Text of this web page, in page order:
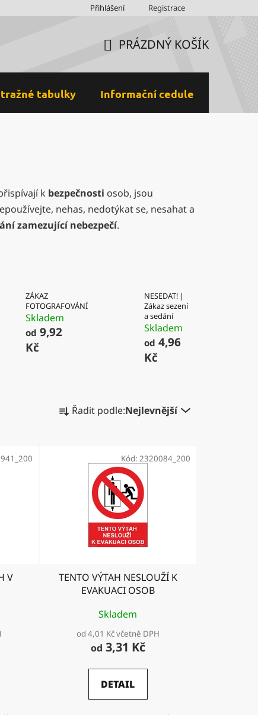
Ochrana osobních údajů a GDPR
Přihlášení Registrace
KOŠÍK
PRÁZDNÝ KOŠÍK
tabulky Informační cedule
k bezpečnosti osob, jsou
nehas, nedotýkat se, nesahat a
zamezující nebezpečí.
ZÁKAZ
FOTOGRAFOVÁNÍ
Skladem
od 9,92
Kč
NESEDAT! |
Zákaz sezení
a sedání
Skladem
od 4,96
Kč
a
k
t
Řadit podle:Nejlevnější
V
TENTO VÝTAH NESLOUŽÍ K
EVAKUACI OSOB
Skladem
od 4,01 Kč včetně DPH
od 3,31 Kč
DETAIL
Kód: 2320084_200